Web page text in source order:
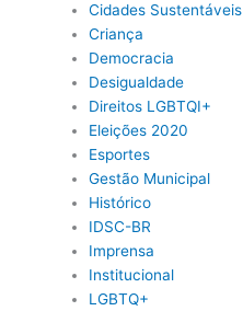
Cidades Sustentáveis
Criança
Democracia
Desigualdade
Direitos LGBTQI+
Eleições 2020
Esportes
Gestão Municipal
Histórico
IDSC-BR
Imprensa
Institucional
LGBTQ+